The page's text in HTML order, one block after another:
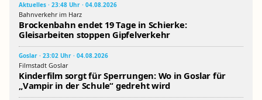
Aktuelles · 23:48 Uhr · 04.08.2026
Bahnverkehr im Harz
Brockenbahn endet 19 Tage in Schierke:
Gleisarbeiten stoppen Gipfelverkehr
Goslar · 23:02 Uhr · 04.08.2026
Filmstadt Goslar
Kinderfilm sorgt für Sperrungen: Wo in Goslar für
„Vampir in der Schule“ gedreht wird